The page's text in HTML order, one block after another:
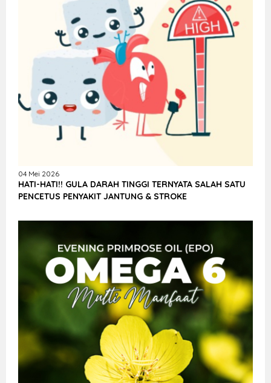
04 Mei 2026
HATI-HATI!! GULA DARAH TINGGI TERNYATA SALAH SATU
PENCETUS PENYAKIT JANTUNG & STROKE